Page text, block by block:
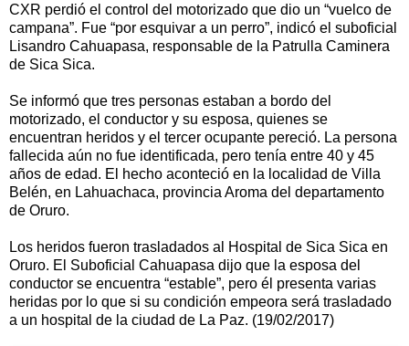
CXR perdió el control del motorizado que dio un “vuelco de
campana”. Fue “por esquivar a un perro”, indicó el suboficial
Lisandro Cahuapasa, responsable de la Patrulla Caminera
de Sica Sica.
Se informó que tres personas estaban a bordo del
motorizado, el conductor y su esposa, quienes se
encuentran heridos y el tercer ocupante pereció. La persona
fallecida aún no fue identificada, pero tenía entre 40 y 45
años de edad. El hecho aconteció en la localidad de Villa
Belén, en Lahuachaca, provincia Aroma del departamento
de Oruro.
Los heridos fueron trasladados al Hospital de Sica Sica en
Oruro. El Suboficial Cahuapasa dijo que la esposa del
conductor se encuentra “estable”, pero él presenta varias
heridas por lo que si su condición empeora será trasladado
a un hospital de la ciudad de La Paz. (19/02/2017)